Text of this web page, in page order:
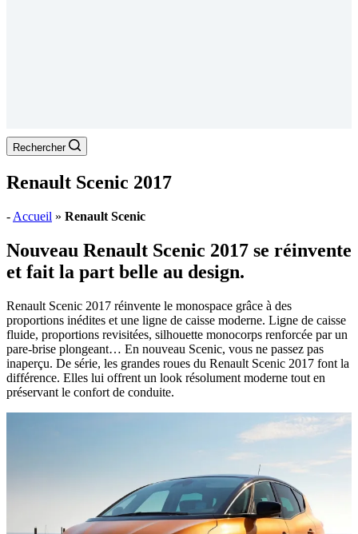
Rechercher
Renault Scenic 2017
- Accueil » Renault Scenic
Nouveau Renault Scenic 2017 se réinvente
et fait la part belle au design.
Renault Scenic 2017 réinvente le monospace grâce à des
proportions inédites et une ligne de caisse moderne. Ligne de caisse
fluide, proportions revisitées, silhouette monocorps renforcée par un
pare-brise plongeant… En nouveau Scenic, vous ne passez pas
inaperçu. De série, les grandes roues du Renault Scenic 2017 font la
différence. Elles lui offrent un look résolument moderne tout en
préservant le confort de conduite.